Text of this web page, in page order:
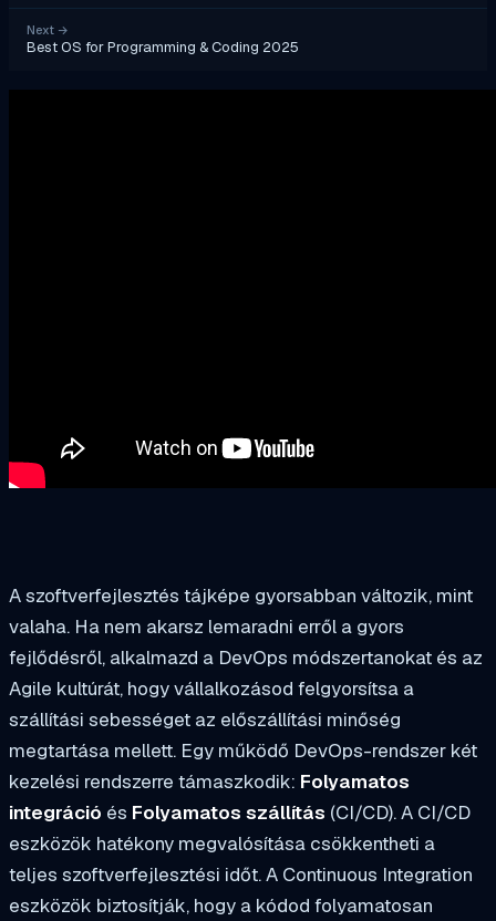
Next →
Best OS for Programming & Coding 2025
A szoftverfejlesztés tájképe gyorsabban változik, mint
valaha. Ha nem akarsz lemaradni erről a gyors
fejlődésről, alkalmazd a DevOps módszertanokat és az
Agile kultúrát, hogy vállalkozásod felgyorsítsa a
szállítási sebességet az előszállítási minőség
megtartása mellett. Egy működő DevOps-rendszer két
kezelési rendszerre támaszkodik: Folyamatos
integráció és Folyamatos szállítás (CI/CD). A CI/CD
eszközök hatékony megvalósítása csökkentheti a
teljes szoftverfejlesztési időt. A Continuous Integration
eszközök biztosítják, hogy a kódod folyamatosan